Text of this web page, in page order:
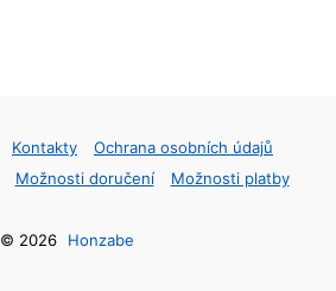
Kontakty
Ochrana osobních údajů
Možnosti doručení Možnosti platby
© 2026 Honzabe